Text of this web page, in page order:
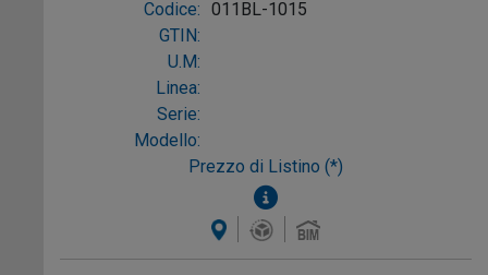
Codice: 011BL-1015
GTIN:
U.M:
Linea:
Serie:
Modello:
Prezzo di Listino (*)